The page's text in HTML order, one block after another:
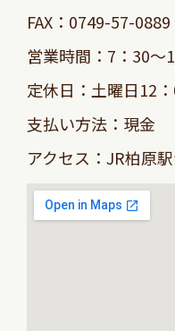
FAX：0749-57-0889
営業時間：7：30～
定休日：土曜日12
支払い方法：現金
アクセス：JR柏原